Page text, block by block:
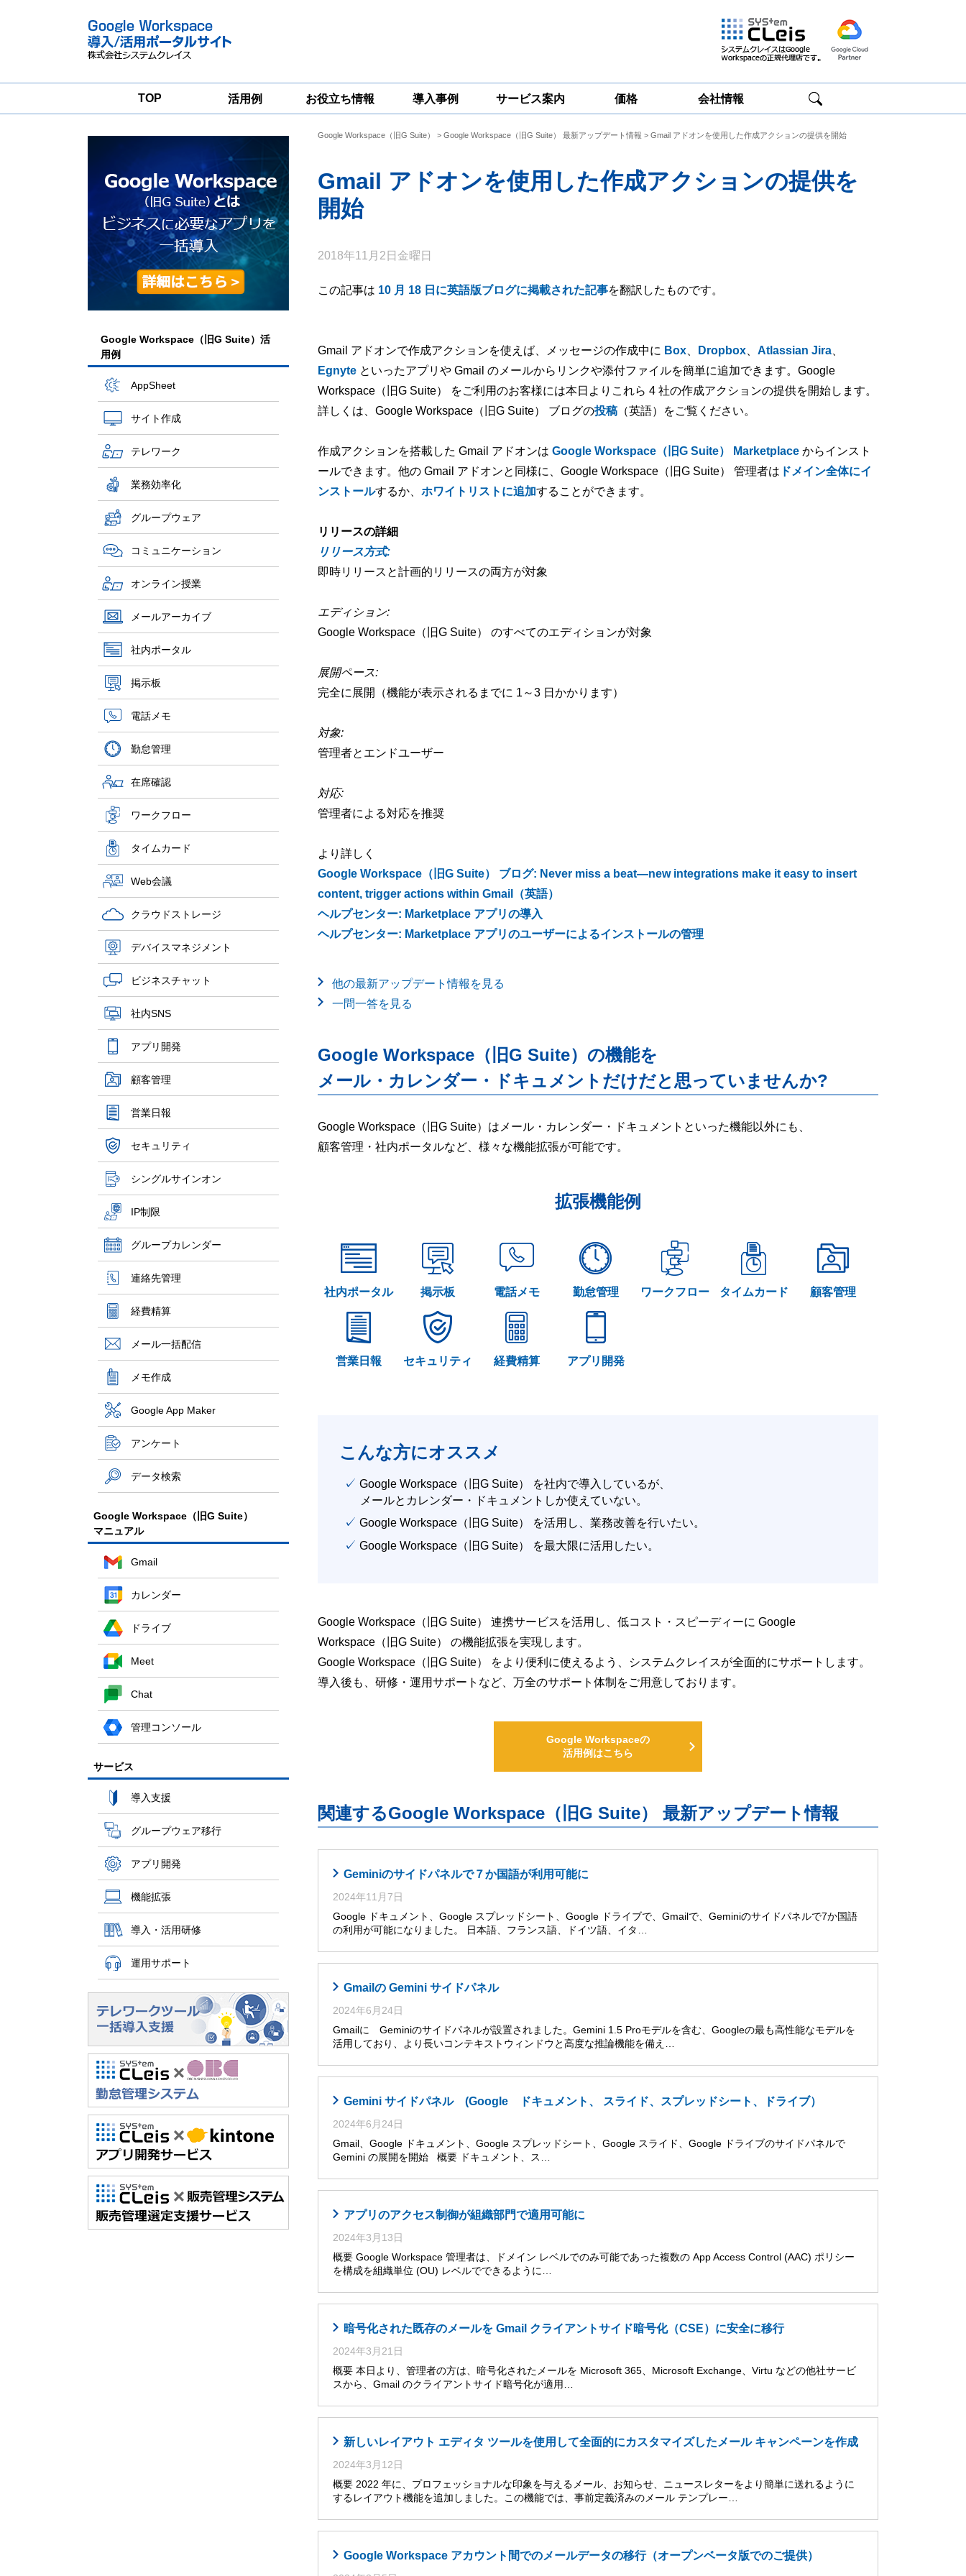
TOP 活用例 お役立ち情報
一問一答 コラム
導入事例 サービス案内
支援サービス
グループウェア
移行支援
Google
対策サービス
Google
Google
Google
Google
価格 会社情報
Google Workspace（旧G Suite）活
用例
AppSheet
サイト作成
テレワーク
業務効率化
グループウェア
コミュニケーション
オンライン授業
メールアーカイブ
社内ポータル
掲示板
電話メモ
勤怠管理
在席確認
ワークフロー
タイムカード
Web会議
クラウドストレージ
デバイスマネジメント
ビジネスチャット
社内SNS
アプリ開発
顧客管理
営業日報
セキュリティ
シングルサインオン
IP制限
グループカレンダー
連絡先管理
経費精算
メール一括配信
メモ作成
Google App Maker
アンケート
データ検索
Google Workspace（旧G Suite）
マニュアル
Gmail
カレンダー
ドライブ
Meet
Chat
管理コンソール
サービス
導入支援
グループウェア移行
アプリ開発
機能拡張
導入・活用研修
運用サポート
Google Workspace（旧G Suite） > Google Workspace（旧G Suite） 最新アップデート情報 > Gmail アドオンを使用した作成アクションの提供を開始
Gmail アドオンを使用した作成アクションの提供を
開始
2018年11月2日金曜日
この記事は 10 月 18 日に英語版ブログに掲載された記事を翻訳したものです。
Gmail アドオンで作成アクションを使えば、メッセージの作成中に Box Dropbox Atlassian Jira
Egnyte といったアプリや Gmail のメールからリンクや添付ファイルを簡単に追加できます。Google
Workspace（旧G Suite） をご利用のお客様には本日よりこれら 4 社の作成アクションの提供を開始します。
詳しくは、Google Workspace（旧G Suite） ブログの投稿 （英語）をご覧ください。
作成アクションを搭載した Gmail アドオンは Google Workspace（旧G Suite） Marketplace からインスト
ールできます。他の Gmail アドオンと同様に、Google Workspace（旧G Suite） 管理者は ドメイン全体にイ
ンストールするか、 ホワイトリストに追加することができます。
リリースの詳細
リリース方式:
即時リリースと計画的リリースの両方が対象
エディション:
Google Workspace（旧G Suite） のすべてのエディションが対象
展開ペース:
完全に展開（機能が表示されるまでに 1～3 日かかります）
対象:
管理者とエンドユーザー
対応:
管理者による対応を推奨
より詳しく
Google Workspace（旧G Suite） ブログ: Never miss a beat—new integrations make it easy to insert
content, trigger actions within Gmail（英語）
ヘルプセンター: Marketplace アプリの導入
ヘルプセンター: Marketplace アプリのユーザーによるインストールの管理
他の最新アップデート情報を見る
一問一答を見る
Google Workspace（旧G Suite）の機能を
メール・カレンダー・ドキュメントだけだと思っていませんか?
Google Workspace（旧G Suite）はメール・カレンダー・ドキュメントといった機能以外にも、
顧客管理・社内ポータルなど、様々な機能拡張が可能です。
拡張機能例
社内ポータル 掲示板 電話メモ 勤怠管理 ワークフロー タイムカード 顧客管理
営業日報 セキュリティ 経費精算 アプリ開発
こんな方にオススメ
✓ Google Workspace（旧G Suite） を社内で導入しているが、
メールとカレンダー・ドキュメントしか使えていない。
✓ Google Workspace（旧G Suite） を活用し、業務改善を行いたい。
✓ Google Workspace（旧G Suite） を最大限に活用したい。
Google Workspace（旧G Suite） 連携サービスを活用し、低コスト・スピーディーに Google
Workspace（旧G Suite） の機能拡張を実現します。
Google Workspace（旧G Suite） をより便利に使えるよう、システムクレイスが全面的にサポートします。
導入後も、研修・運用サポートなど、万全のサポート体制をご用意しております。
Google Workspaceの
活用例はこちら
関連するGoogle Workspace（旧G Suite） 最新アップデート情報
Geminiのサイドパネルで７か国語が利用可能に
2024年11月7日
Google ドキュメント、Google スプレッドシート、Google ドライブで、Gmailで、Geminiのサイドパネルで7か国語
の利用が可能になりました。 日本語、フランス語、ドイツ語、イタ…
Gmailの Gemini サイドパネル
2024年6月24日
Gmailに Geminiのサイドパネルが設置されました。Gemini 1.5 Proモデルを含む、Googleの最も高性能なモデルを
活用しており、より長いコンテキストウィンドウと高度な推論機能を備え…
Gemini サイドパネル (Google ドキュメント、 スライド、スプレッドシート、ドライブ）
2024年6月24日
Gmail、Google ドキュメント、Google スプレッドシート、Google スライド、Google ドライブのサイドパネルで
Gemini の展開を開始 概要 ドキュメント、ス…
アプリのアクセス制御が組織部門で適用可能に
2024年3月13日
概要 Google Workspace 管理者は、ドメイン レベルでのみ可能であった複数の App Access Control (AAC) ポリシー
を構成を組織単位 (OU) レベルでできるように…
暗号化された既存のメールを Gmail クライアントサイド暗号化（CSE）に安全に移行
2024年3月21日
概要 本日より、管理者の方は、暗号化されたメールを Microsoft 365、Microsoft Exchange、Virtu などの他社サービ
スから、Gmail のクライアントサイド暗号化が適用…
新しいレイアウト エディタ ツールを使用して全面的にカスタマイズしたメール キャンペーンを作成
2024年3月12日
概要 2022 年に、プロフェッショナルな印象を与えるメール、お知らせ、ニュースレターをより簡単に送れるように
するレイアウト機能を追加しました。この機能では、事前定義済みのメール テンプレー…
Google Workspace アカウント間でのメールデータの移行（オープンベータ版でのご提供）